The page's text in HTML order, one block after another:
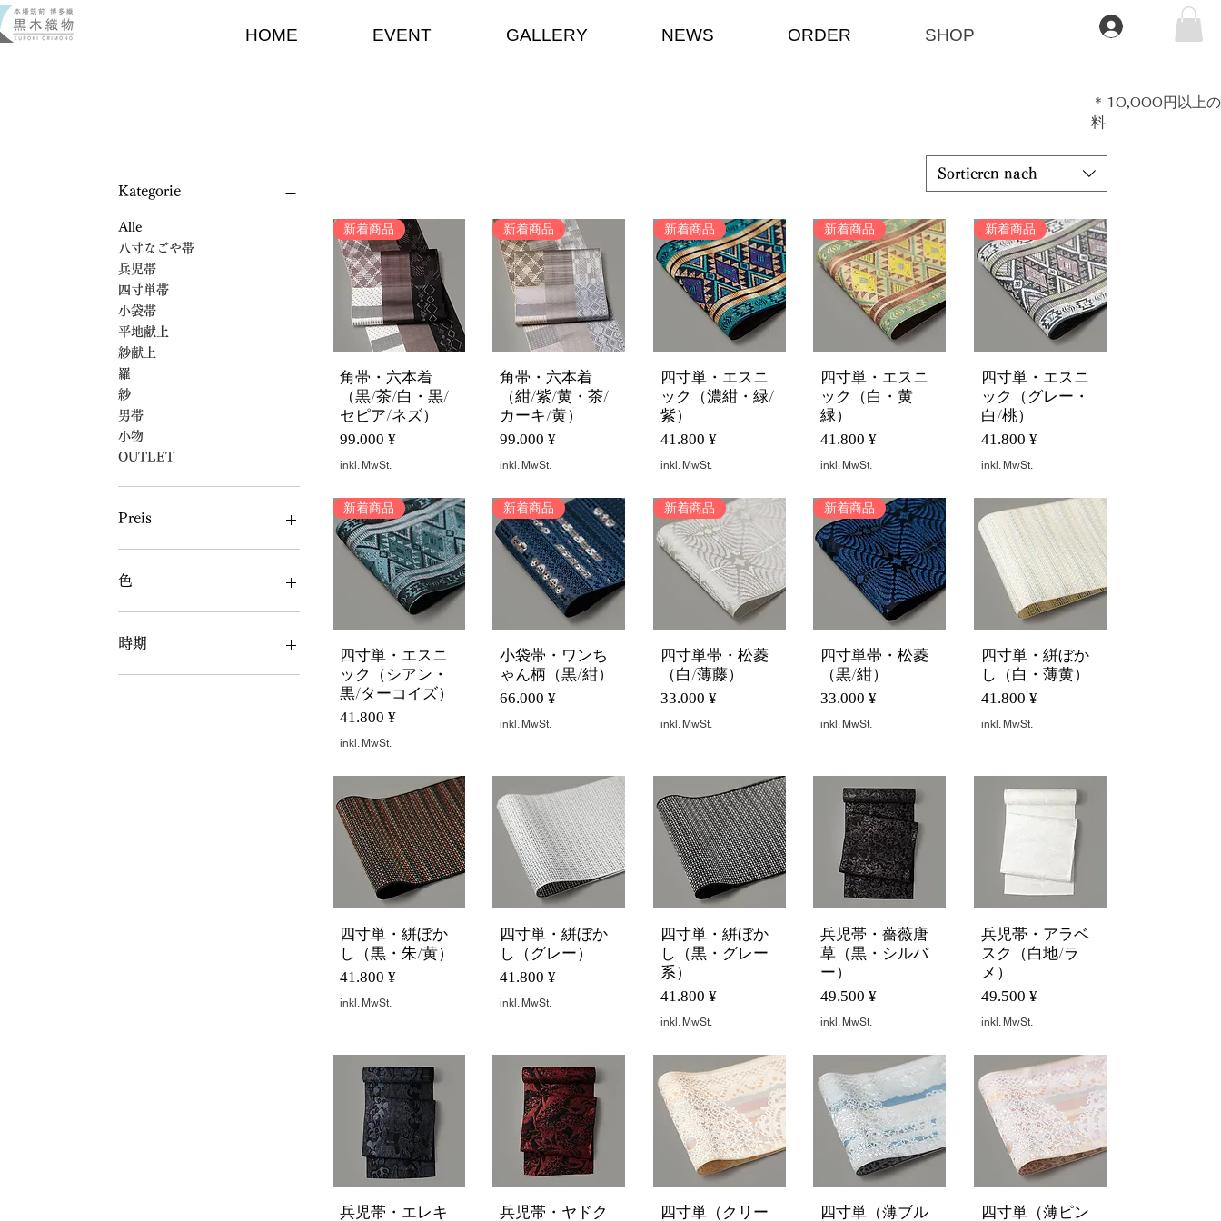
HOME EVENT GALLERY NEWS ORDER SHOP Anmelden
＊10,000円以上
料
Kategorie
Alle
八寸なごや帯
兵児帯
四寸単帯
小袋帯
平地献上
紗献上
羅
紗
男帯
小物
OUTLET
Preis
0 ¥
色
白
時期
Sortieren nach
Schnellansicht
新着商品
角帯・六本着
（黒/茶/白・黒/
セピア/ネズ）
Preis
99.000 ¥
inkl. MwSt.
Schnellansicht
新着商品
角帯・六本着
（紺/紫/黄・茶/
カーキ/黄）
Preis
99.000 ¥
inkl. MwSt.
Schnellansicht
新着商品
四寸単・エスニ
ック（濃紺・緑/
紫）
Preis
41.800 ¥
inkl. MwSt.
Schnellansicht
新着商品
四寸単・エスニ
ック（白・黄
緑）
Preis
41.800 ¥
inkl. MwSt.
Schnellansicht
新着商品
四寸単・エスニ
ック（グレー・
白/桃）
Preis
41.800 ¥
inkl. MwSt.
Schnellansicht
新着商品
四寸単・エスニ
ック（シアン・
黒/ターコイズ）
Preis
41.800 ¥
inkl. MwSt.
Schnellansicht
新着商品
小袋帯・ワンち
ゃん柄（黒/紺）
Preis
66.000 ¥
inkl. MwSt.
Schnellansicht
新着商品
四寸単帯・松菱
（白/薄藤）
Preis
33.000 ¥
inkl. MwSt.
Schnellansicht
新着商品
四寸単帯・松菱
（黒/紺）
Preis
33.000 ¥
inkl. MwSt.
Schnellansicht
四寸単・絣ぼか
し（白・薄黄）
Preis
41.800 ¥
inkl. MwSt.
Schnellansicht
四寸単・絣ぼか
し（黒・朱/黄）
Preis
41.800 ¥
inkl. MwSt.
Schnellansicht
四寸単・絣ぼか
し（グレー）
Preis
41.800 ¥
inkl. MwSt.
Schnellansicht
四寸単・絣ぼか
し（黒・グレー
系）
Preis
41.800 ¥
inkl. MwSt.
Schnellansicht
兵児帯・薔薇唐
草（黒・シルバ
ー）
Preis
49.500 ¥
inkl. MwSt.
Schnellansicht
兵児帯・アラベ
スク（白地/ラ
メ）
Preis
49.500 ¥
inkl. MwSt.
Schnellansicht
兵児帯・エレキ
Schnellansicht
兵児帯・ヤドク
Schnellansicht
四寸単（クリー
Schnellansicht
四寸単（薄ブル
Schnellansicht
四寸単（薄ピン